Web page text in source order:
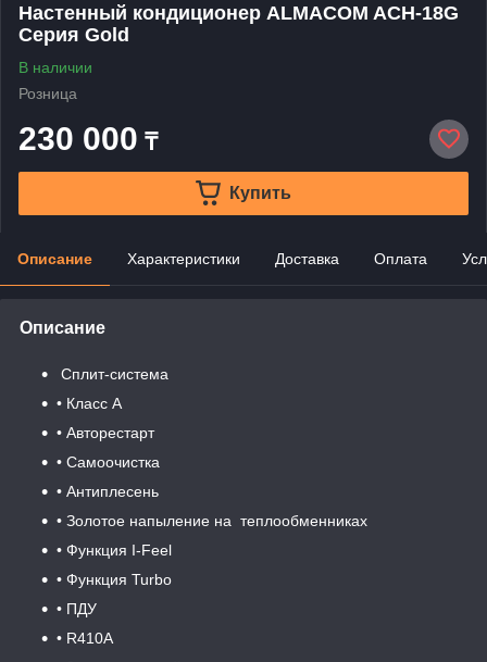
Настенный кондиционер ALMACOM ACH-18G
Серия Gold
В наличии
Розница
230 000 ₸
Купить
Описание Характеристики Доставка Оплата
Описание
Сплит-система
• Класс А
• Авторестарт
• Самоочистк а
• Антиплесень
• Золотое напыление на теплообменниках
• Функция I-Feel
• Функция Turbo
• ПДУ
• R410A